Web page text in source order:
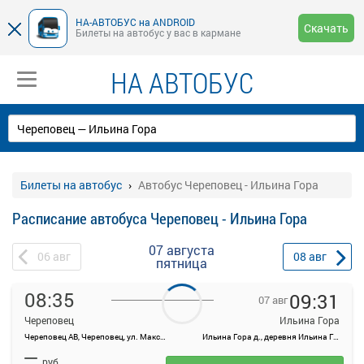
НА-АВТОБУС на ANDROID
Билеты на автобус у вас в кармане
Скачать
НА АВТОБУС
Билеты на автобус Автобус Череповец - Ильина Гора
Расписание автобуса Череповец - Ильина Гора
06 авг 07 августа
пятница 08 авг
08:35
Череповец
Череповец АВ, Череповец, ул. Максима Горького, 44
07 авг09:31
Ильина Гора
Ильина Гора д., деревня Ильина Гора, Россия
—
На данной странице вы можете ознакомиться с расписанием и
купить билет онлайн на автобус Череповец - Ильина Гора.